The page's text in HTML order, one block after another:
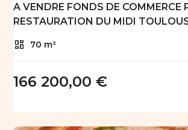
A VENDRE FONDS DE COMMERCE
RESTAURATION DU MIDI
70 m²
166 200,00 €